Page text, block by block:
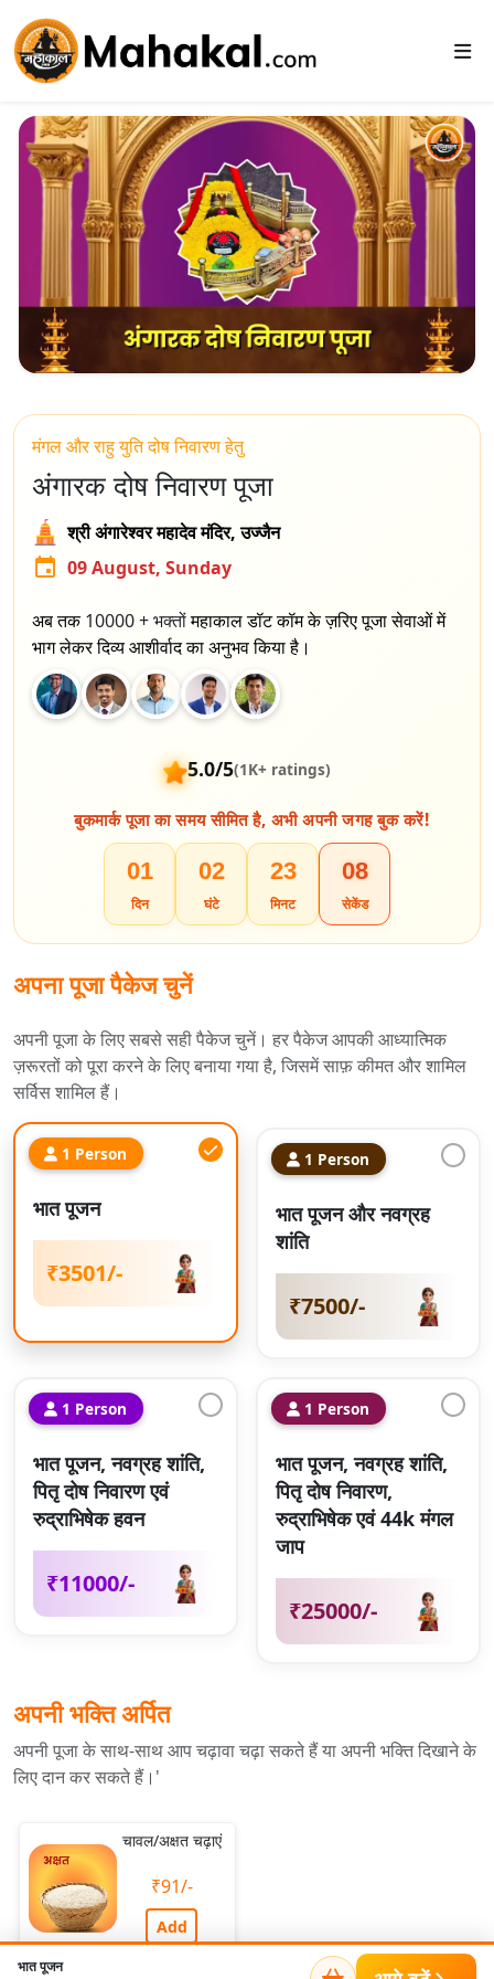
मंगल और राहु युति दोष निवारण हेतु
अंगारक दोष निवारण पूजा
श्री अंगारेश्वर महादेव मंदिर, उज्जैन
09 August, Sunday
अब तक 10000 +भक्तोंमहाकाल डॉट कॉम के ज़रिए पूजा सेवाओं में
भाग लेकर दिव्य आशीर्वाद का अनुभव किया है।
5.0/5(1K+ ratings)
बुकमार्क पूजा का समय सीमित है, अभी अपनी जगह बुक करें!
01
दिन
02
घंटे
23
मिनट
08
सेकेंड
अपना पूजा पैकेज चुनें
अपनी पूजा के लिए सबसे सही पैकेज चुनें। हर पैकेज आपकी आध्यात्मिक
ज़रूरतों को पूरा करने के लिए बनाया गया है, जिसमें साफ़ कीमत और शामिल
सर्विस शामिल हैं।
1 Person
भात पूजन
₹3501/-
1 Person
भात पूजन और नवग्रह
शांति
₹7500/-
1 Person
भात पूजन, नवग्रह शांति,
पितृ दोष निवारण एवं
रुद्राभिषेक हवन
₹11000/-
1 Person
भात पूजन, नवग्रह शांति,
पितृ दोष निवारण,
रुद्राभिषेक एवं 44k मंगल
जाप
₹25000/-
अपनी भक्ति अर्पित
अपनी पूजा के साथ-साथ आप चढ़ावा चढ़ा सकते हैं या अपनी भक्ति दिखाने के
लिए दान कर सकते हैं।'
चावल/अक्षत चढ़ाएं
₹91/-
Add
भात पूजन